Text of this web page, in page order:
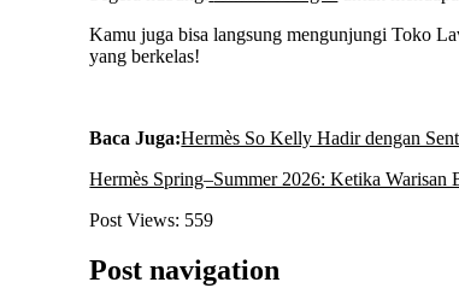
Kamu juga bisa langsung mengunjungi Toko
yang berkelas!
Baca Juga:Hermès So Kelly Hadir dengan
Hermès Spring–Summer 2026: Ketika Warisan
Post Views: 559
Post navigation